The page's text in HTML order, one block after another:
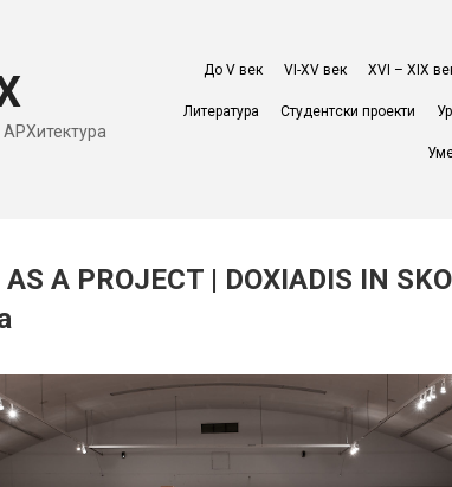
До V век VI-XV век XVI – XIX
Литература Студентски проекти
A PROJECT | DOXIADIS IN